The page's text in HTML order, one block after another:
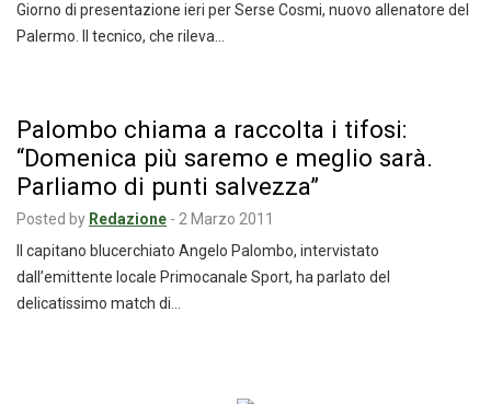
Giorno di presentazione ieri per Serse Cosmi, nuovo allenatore del
Palermo. Il tecnico, che rileva…
Palombo chiama a raccolta i tifosi:
“Domenica più saremo e meglio sarà.
Parliamo di punti salvezza”
Posted by Redazione - 2 Marzo 2011
Il capitano blucerchiato Angelo Palombo, intervistato
dall’emittente locale Primocanale Sport, ha parlato del
delicatissimo match di…